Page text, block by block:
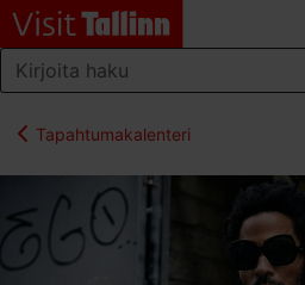
Tapahtumakalenteri